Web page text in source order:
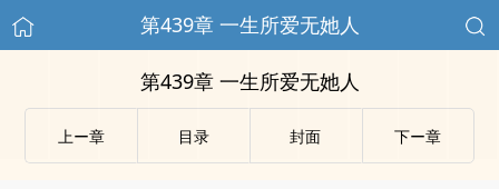
第439章 一生所爱无她人
第439章 一生所爱无她人
上ー章 目录 封面 下ー章